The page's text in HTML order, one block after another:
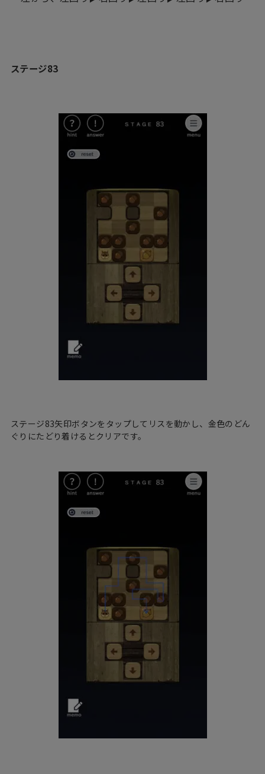
ステージ83
ステージ83矢印ボタンをタップしてリスを動かし、金色のどん
ぐりにたどり着けるとクリアです。